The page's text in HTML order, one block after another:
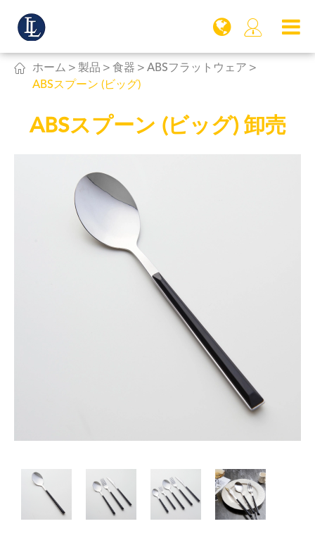

 ホーム 製品 食器
ABSフラットウェア
ABSスプーン (ビッグ)
ABSスプーン (ビッグ) 卸売